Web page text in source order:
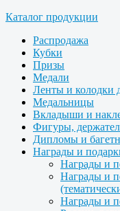
Каталог продукции
Распродажа
Кубки
Призы
Медали
Ленты и колодки
Медальницы
Вкладыши и
Фигуры,
Дипломы и
Награды и
Награды и
Награды и
Награды и